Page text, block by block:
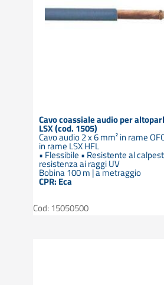
Cavo coassiale audio per
LSX (cod. 1505)
Cavo audio 2 x 6 mm² in rame
in rame LSX HFL
• Flessibile • Resistente al
resistenza ai raggi UV
Bobina 100 m | a metraggio
CPR: Eca
Cod: 15050500